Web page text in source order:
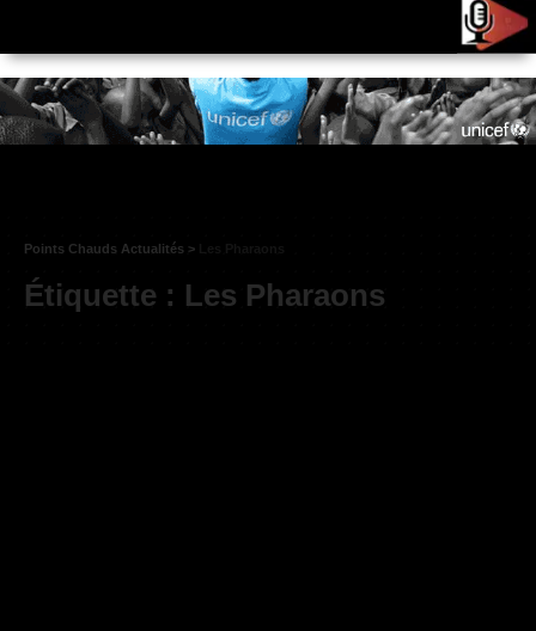
Points Chauds Actualités >
Étiquette : Les Pharaons